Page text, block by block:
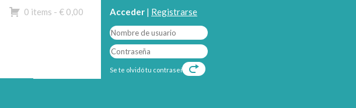
0 items - € 0,00 Acceder | Registrarse
Se te olvidó tu contraseña